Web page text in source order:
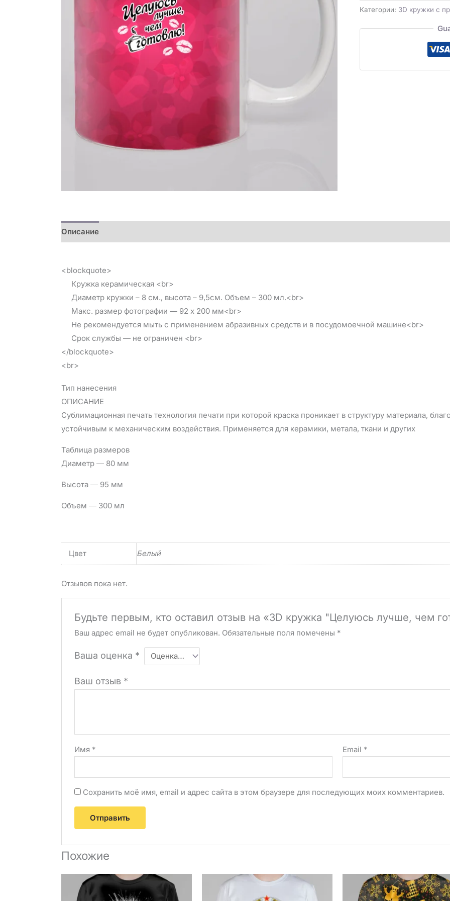
Категории: 3D кружки с
Описание
<blockquote>
Кружка керамическая <br>
Диаметр кружки – 8 см., высота – 9,5см. Объем – 300 мл.<br>
Макс. размер фотографии ― 92 х 200 мм<br>
Не рекомендуется мыть с применением абразивных средств и в посудомоечной машине<br>
Срок службы ― не ограничен <br>
</blockquote>
<br>
Тип нанесения
ОПИСАНИЕ
Сублимационная печать технология печати при которой краска проникает в структуру материала,
устойчивым к механическим воздействия. Применяется для керамики, метала, ткани и других
Таблица размеров
Диаметр ― 80 мм
Высота ― 95 мм
Объем ― 300 мл
Цвет Белый
Отзывов пока нет.
Будьте первым, кто оставил отзыв на «3D кружка "Целуюсь лучше, чем
Ваш адрес email не будет опубликован. Обязательные поля помечены *
Ваша оценка *
Ваш отзыв *
Имя * Email *
Сохранить моё имя, email и адрес сайта в этом браузере для последующих моих комментариев.
Похожие